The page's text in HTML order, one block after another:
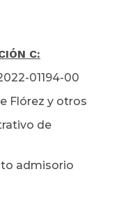
C:
01194-00
Flórez y otros
de
admisorio